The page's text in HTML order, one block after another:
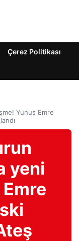
Çerez Politikası
Yunus Emre
yeni